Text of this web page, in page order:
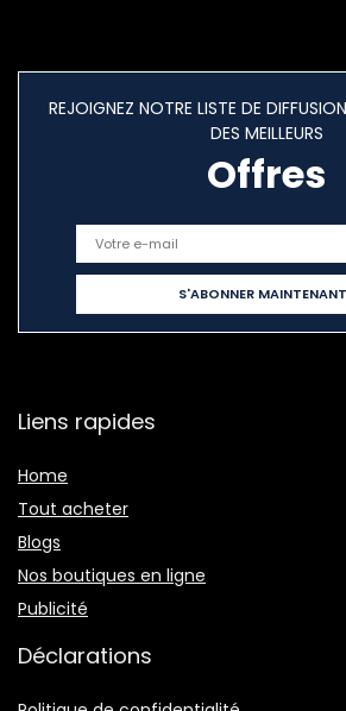
REJOIGNEZ NOTRE LISTE DE
DES MEILLEURS
Offres
Liens rapides
Home
Tout acheter
Blogs
Nos boutiques en ligne
Publicité
Déclarations